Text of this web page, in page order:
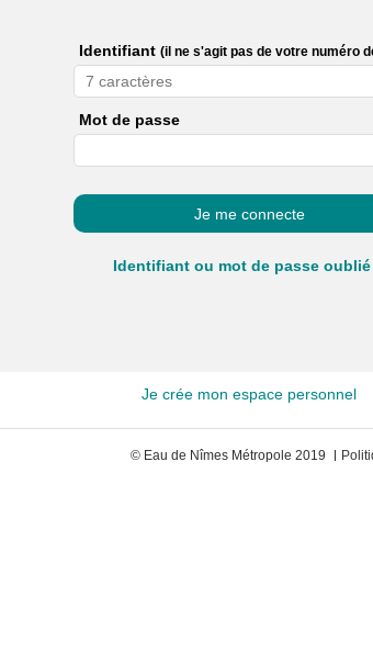
Identifiant (il ne s'agit pas de votre numéro
contrat)
Mot de passe
Identifiant ou mot de passe oublié
Je crée mon espace personnel
© Eau de Nîmes Métropole 2019